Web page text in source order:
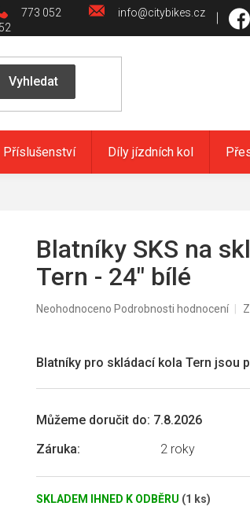
773 052
info@citybikes.cz
Příslušenství Díly jízdních kol
SKLADEM IHNED K ODBĚRU (1 ks)
Můžeme doručit do: 7.8.2026
Záruka: 2 roky
Blatníky pro skládací kola Tern jsou
Blatníky SKS na
Tern - 24" bílé
Průměrné
0,0
5
Neohodnoceno Podrobnosti hodnocení